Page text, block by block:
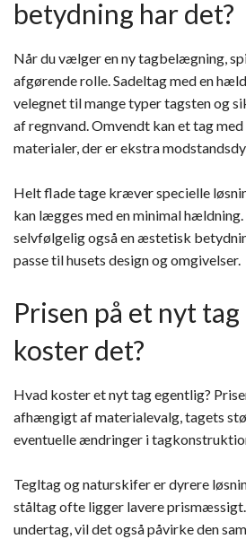
betydning har det?
Når du vælger en ny tagbelægning,
afgørende rolle. Sadeltag med en
velegnet til mange typer tagsten og
af regnvand. Omvendt kan et tag
materialer, der er ekstra
Helt flade tage kræver specielle
kan lægges med en minimal
selvfølgelig også en æstetisk
passe til husets design og omgivelser.
Prisen på et nyt tag
koster det?
Hvad koster et nyt tag egentlig?
afhængigt af materialevalg, tagets
eventuelle ændringer i
Tegltag og naturskifer er dyrere
ståltag ofte ligger lavere
undertag, vil det også påvirke den